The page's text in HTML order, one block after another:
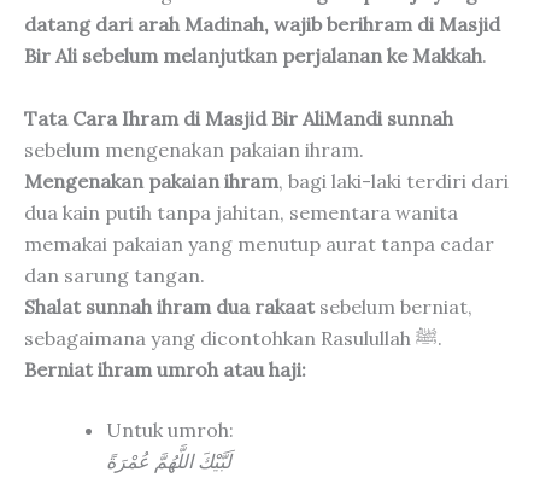
datang dari arah Madinah, wajib berihram di Masjid
Bir Ali sebelum melanjutkan perjalanan ke Makkah.
Tata Cara Ihram di Masjid Bir AliMandi sunnah
sebelum mengenakan pakaian ihram.
Mengenakan pakaian ihram, bagi laki-laki terdiri dari
dua kain putih tanpa jahitan, sementara wanita
memakai pakaian yang menutup aurat tanpa cadar
dan sarung tangan.
Shalat sunnah ihram dua rakaatsebelum berniat,
sebagaimana yang dicontohkan Rasulullah ﷺ.
Berniat ihram umroh atau haji:
Untuk umroh:
لَبَّيْكَ اللَّهُمَّ عُمْرَةً